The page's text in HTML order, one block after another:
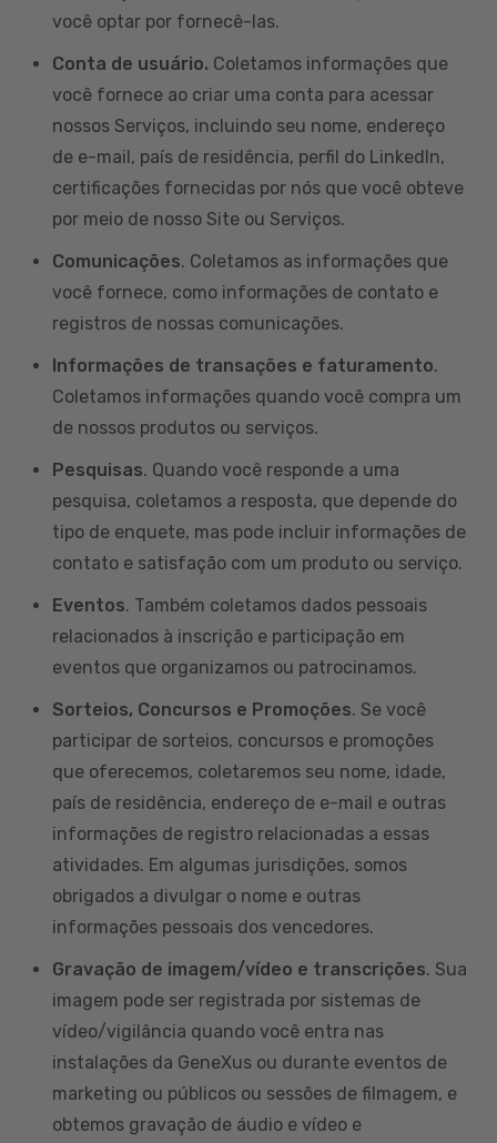
você optar por fornecê-las.
Conta de usuário. Coletamos informações que
você fornece ao criar uma conta para acessar
nossos Serviços, incluindo seu nome, endereço
de e-mail, país de residência, perfil do LinkedIn,
certificações fornecidas por nós que você obteve
por meio de nosso Site ou Serviços.
Comunicações. Coletamos as informações que
você fornece, como informações de contato e
registros de nossas comunicações.
Informações de transações e faturamento.
Coletamos informações quando você compra um
de nossos produtos ou serviços.
Pesquisas. Quando você responde a uma
pesquisa, coletamos a resposta, que depende do
tipo de enquete, mas pode incluir informações de
contato e satisfação com um produto ou serviço.
Eventos. Também coletamos dados pessoais
relacionados à inscrição e participação em
eventos que organizamos ou patrocinamos.
Sorteios, Concursos e Promoções. Se você
participar de sorteios, concursos e promoções
que oferecemos, coletaremos seu nome, idade,
país de residência, endereço de e-mail e outras
informações de registro relacionadas a essas
atividades. Em algumas jurisdições, somos
obrigados a divulgar o nome e outras
informações pessoais dos vencedores.
Gravação de imagem/vídeo e transcrições. Sua
imagem pode ser registrada por sistemas de
vídeo/vigilância quando você entra nas
instalações da GeneXus ou durante eventos de
marketing ou públicos ou sessões de filmagem, e
obtemos gravação de áudio e vídeo e